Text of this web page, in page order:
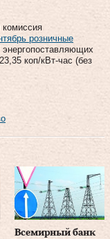
розничные
энергопоставляющих
коп/кВт-час (без
Всемирный банк